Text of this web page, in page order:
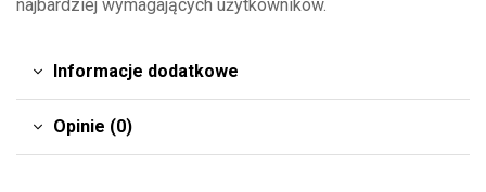
najbardziej wymagających użytkowników.
Informacje dodatkowe
Opinie (0)